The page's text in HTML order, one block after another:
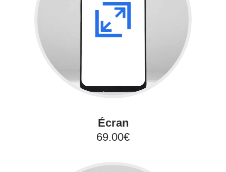
Écran
69.00€